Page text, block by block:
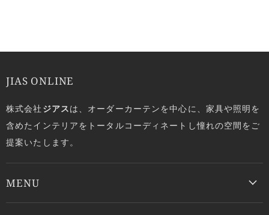
JIAS ONLINE
株式会社 ジアスは、オーダーカーテンを中心に、家具や照明を
含めたインテリアをトータルコーディネートし憧れの空間をご
提案いたします。
MENU